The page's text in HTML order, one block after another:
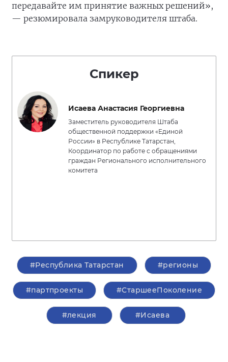
передавайте им принятие важных решений»,
— резюмировала замруководителя штаба.
Спикер
Исаева Анастасия Георгиевна
Заместитель руководителя Штаба
общественной поддержки «Единой
России» в Республике Татарстан,
Координатор по работе с обращениями
граждан Регионального исполнительного
комитета
#Республика Татарстан #регионы
#партпроекты #СтаршееПоколение
#лекция #Исаева